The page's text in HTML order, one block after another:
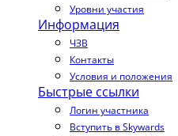
Уровни участия
Информация
ЧЗВ
Контакты
Условия и положения
Быстрые ссылки
Логин участника
Вступить в Skywards